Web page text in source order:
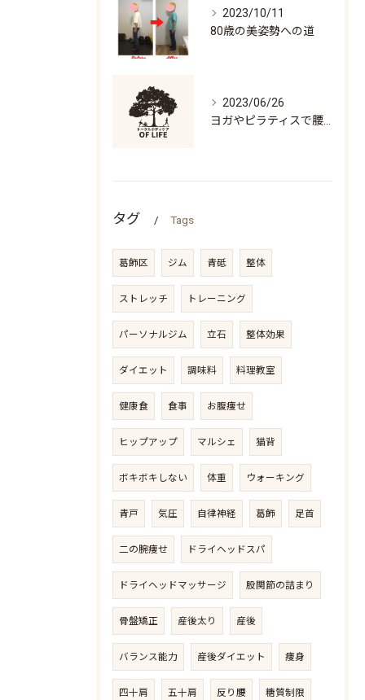
2023/10/11
80歳の美姿勢への道
2023/06/26
タグ Tags
葛飾区 ジム 青砥 整体
ストレッチ トレーニング
パーソナルジム 立石 整体効果
ダイエット 調味料 料理教室
健康食 食事 お腹痩せ
ヒップアップ マルシェ 猫背
ボキボキしない 体重 ウォーキング
青戸 気圧 自律神経 葛飾 足首
二の腕痩せ ドライヘッドスパ
ドライヘッドマッサージ 股関節の詰まり
骨盤矯正 産後太り 産後
バランス能力 産後ダイエット 痩身
四十肩 五十肩 反り腰 糖質制限